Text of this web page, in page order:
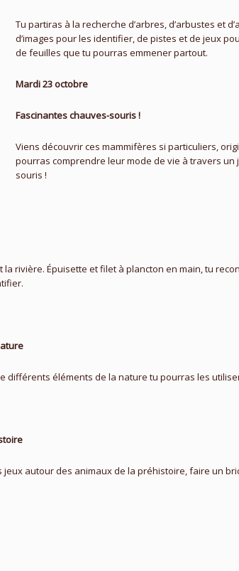
Tu partiras à la recherche d’arbres, d’arbustes et
d’images pour les identifier, de pistes et de jeux
de feuilles que tu pourras emmener partout.
Mardi 23 octobre
Fascinantes chauves-souris !
Viens découvrir ces mammifères si particuliers,
pourras comprendre leur mode de vie à travers
souris !
la rivière. Épuisette et filet à plancton en main, tu
différents éléments de la nature tu pourras les
jeux autour des animaux de la préhistoire, faire un